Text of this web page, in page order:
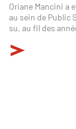
Oriane Mancini a
au sein de Public
su, au fil des